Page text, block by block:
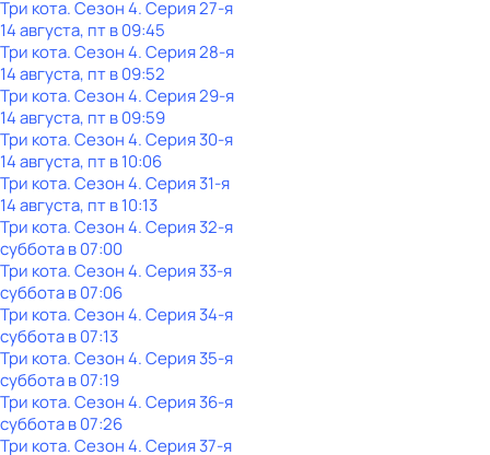
Три кота. Сезон 4. Серия 27-я
14 августа, пт в 09:45
Три кота. Сезон 4. Серия 28-я
14 августа, пт в 09:52
Три кота. Сезон 4. Серия 29-я
14 августа, пт в 09:59
Три кота. Сезон 4. Серия 30-я
14 августа, пт в 10:06
Три кота. Сезон 4. Серия 31-я
14 августа, пт в 10:13
Три кота. Сезон 4. Серия 32-я
субботав07:00
Три кота. Сезон 4. Серия 33-я
субботав07:06
Три кота. Сезон 4. Серия 34-я
субботав07:13
Три кота. Сезон 4. Серия 35-я
субботав07:19
Три кота. Сезон 4. Серия 36-я
субботав07:26
Три кота. Сезон 4. Серия 37-я